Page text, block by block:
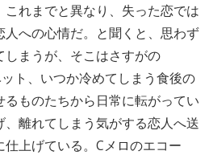
これまでと異なり、失った恋では
への心情だ。と聞くと、思わず
まうが、そこはさすがの
ト、いつか冷めてしまう食後の
ものたちから日常に転がってい
離れてしまう気がする恋人へ送
上げている。Cメロのエコー